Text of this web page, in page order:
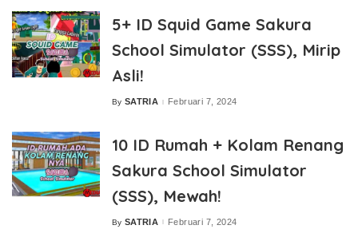
5+ ID Squid Game Sakura
School Simulator (SSS), Mirip
Asli!
Posted
By SATRIA Februari 7, 2024
10 ID Rumah + Kolam Renang
Sakura School Simulator
(SSS), Mewah!
Posted
By SATRIA Februari 7, 2024